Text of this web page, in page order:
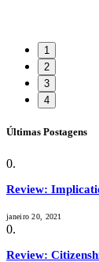
1
2
3
4
Últimas Postagens
Review:
janeiro 20, 2021
Review: